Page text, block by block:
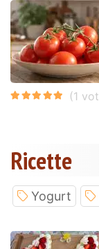
Ricette
Yogurt